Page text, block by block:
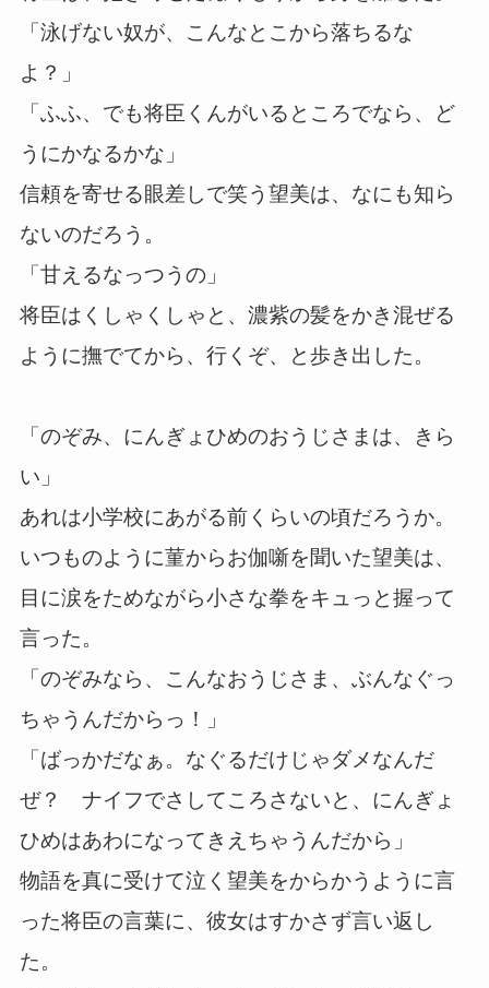
「泳げない奴が、こんなとこから落ちるな
よ？」
「ふふ、でも将臣くんがいるところでなら、ど
うにかなるかな」
信頼を寄せる眼差しで笑う望美は、なにも知ら
ないのだろう。
「甘えるなっつうの」
将臣はくしゃくしゃと、濃紫の髪をかき混ぜる
ように撫でてから、行くぞ、と歩き出した。
「のぞみ、にんぎょひめのおうじさまは、きら
い」
あれは小学校にあがる前くらいの頃だろうか。
いつものように菫からお伽噺を聞いた望美は、
目に涙をためながら小さな拳をキュっと握って
言った。
「のぞみなら、こんなおうじさま、ぶんなぐっ
ちゃうんだからっ！」
「ばっかだなぁ。なぐるだけじゃダメなんだ
ぜ？ ナイフでさしてころさないと、にんぎょ
ひめはあわになってきえちゃうんだから」
物語を真に受けて泣く望美をからかうように言
った将臣の言葉に、彼女はすかさず言い返し
た。